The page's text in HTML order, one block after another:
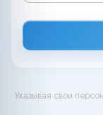
Указывая свои